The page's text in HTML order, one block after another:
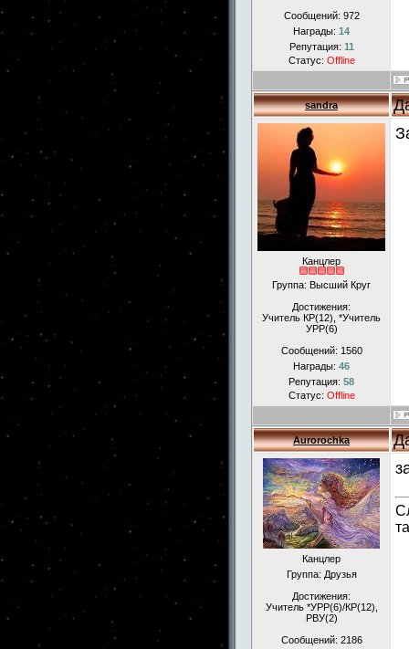
Сообщений: 972
Награды: 14
Репутация: 11
Статус: Offline
sandra
Канцлер
Группа: Высший Круг
Достижения:
Учитель КР(12), *Учитель
УРР(6)
Сообщений: 1560
Награды: 46
Репутация: 58
Статус: Offline
Aurorochka
Канцлер
Группа: Друзья
Достижения:
Учитель *УРР(6)/КР(12),
РВУ(2)
Сообщений: 2186